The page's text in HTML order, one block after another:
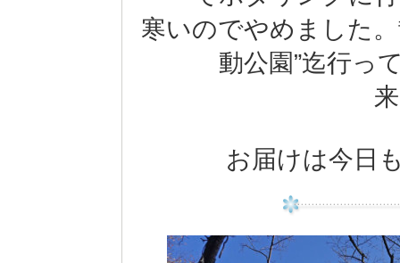
寒いのでやめました
動公園”迄行っ
お届けは今日